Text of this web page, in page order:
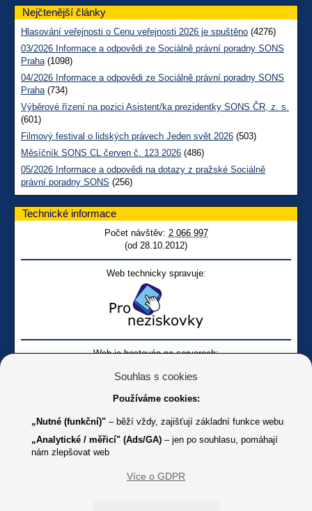
Nejčtenější články
Hlasování veřejnosti o Cenu veřejnosti 2026 je spuštěno (4276)
03/2026 Informace a odpovědi ze Sociálně právní poradny SONS
Praha(1098)
04/2026 Informace a odpovědi ze Sociálně právní poradny SONS
Praha(734)
Výběrové řízení na pozici Asistent/ka prezidentky SONS ČR, z. s.
(601)
Filmový festival o lidských právech Jeden svět 2026 (503)
Měsíčník SONS CL červen č. 123 2026 (486)
05/2026 Informace a odpovědi na dotazy z pražské Sociálně
právní poradny SONS (256)
Technické informace
Počet návštěv: 2 066 997
(od 28.10.2012)
Web technicky spravuje:
Web je hostován na serverech:
Online
Youtube SONS
Souhlas s cookies
Používáme cookies:
„Nutné (funkční)" – běží vždy, zajišťují základní funkce webu
„Analytické / měřicí" (Ads/GA) – jen po souhlasu, pomáhají
nám zlepšovat web
Více o GDPR